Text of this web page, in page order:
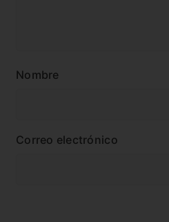
Nombre
Correo electrónico